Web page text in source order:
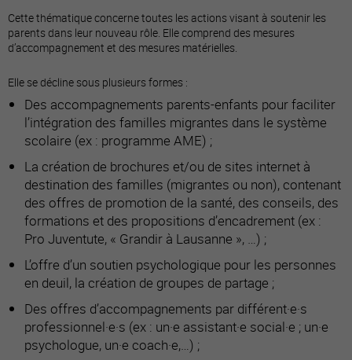
Cette thématique concerne toutes les actions visant à soutenir les
parents dans leur nouveau rôle. Elle comprend des mesures
d’accompagnement et des mesures matérielles.
Elle se décline sous plusieurs formes :
Des accompagnements parents-enfants pour faciliter
l’intégration des familles migrantes dans le système
scolaire (ex : programme AME) ;
La création de brochures et/ou de sites internet à
destination des familles (migrantes ou non), contenant
des offres de promotion de la santé, des conseils, des
formations et des propositions d’encadrement (ex :
Pro Juventute, « Grandir à Lausanne », …) ;
L’offre d’un soutien psychologique pour les personnes
en deuil, la création de groupes de partage ;
Des offres d’accompagnements par différent·e·s
professionnel·e·s (ex : un·e assistant·e social·e ; un·e
psychologue, un·e coach·e,…) ;